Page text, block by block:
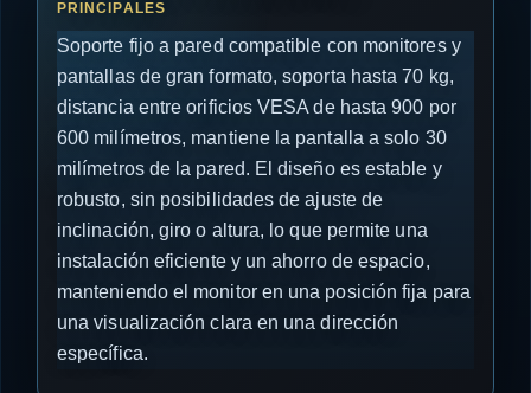
Soporte fijo a pared compatible con monitores y
pantallas de gran formato, soporta hasta 70 kg,
distancia entre orificios VESA de hasta 900 por
600 milímetros, mantiene la pantalla a solo 30
milímetros de la pared. El diseño es estable y
robusto, sin posibilidades de ajuste de
inclinación, giro o altura, lo que permite una
instalación eficiente y un ahorro de espacio,
manteniendo el monitor en una posición fija para
una visualización clara en una dirección
específica.